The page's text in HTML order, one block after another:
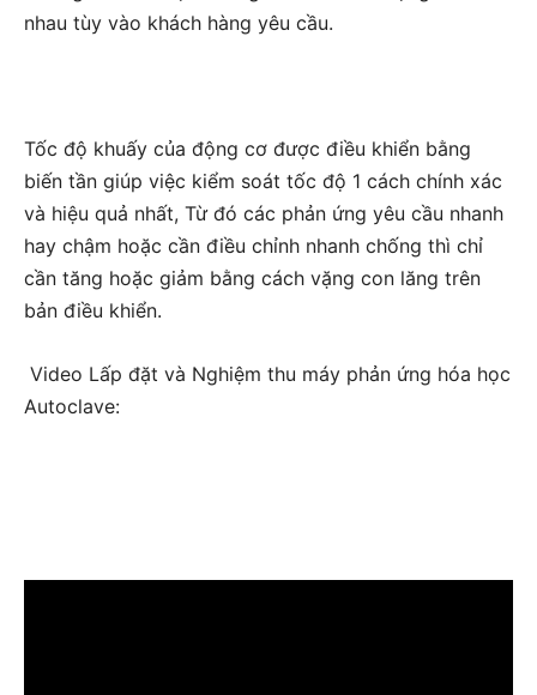
nhau tùy vào khách hàng yêu cầu.
Tốc độ khuấy của động cơ được điều khiển bằng
biến tần giúp việc kiểm soát tốc độ 1 cách chính xác
và hiệu quả nhất, Từ đó các phản ứng yêu cầu nhanh
hay chậm hoặc cần điều chỉnh nhanh chống thì chỉ
cần tăng hoặc giảm bằng cách vặng con lăng trên
bản điều khiển.
Video Lấp đặt và Nghiệm thu máy phản ứng hóa học
Autoclave: